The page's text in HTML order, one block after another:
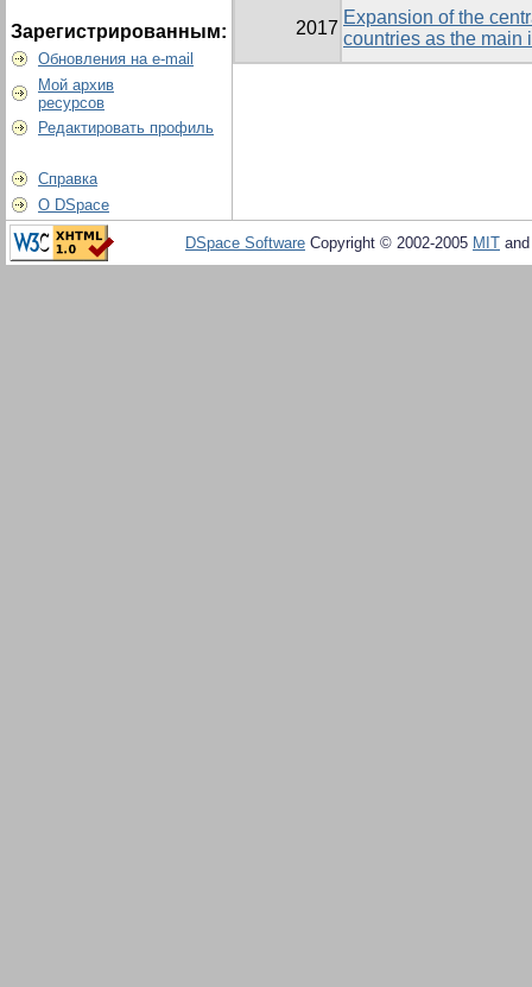
Зарегистрированным:
Обновления на e-mail
Мой архив
ресурсов
Редактировать профиль
Справка
О DSpace
2017
Expansion of the
countries as the main
DSpace Software Copyright © 2002-2005 MIT